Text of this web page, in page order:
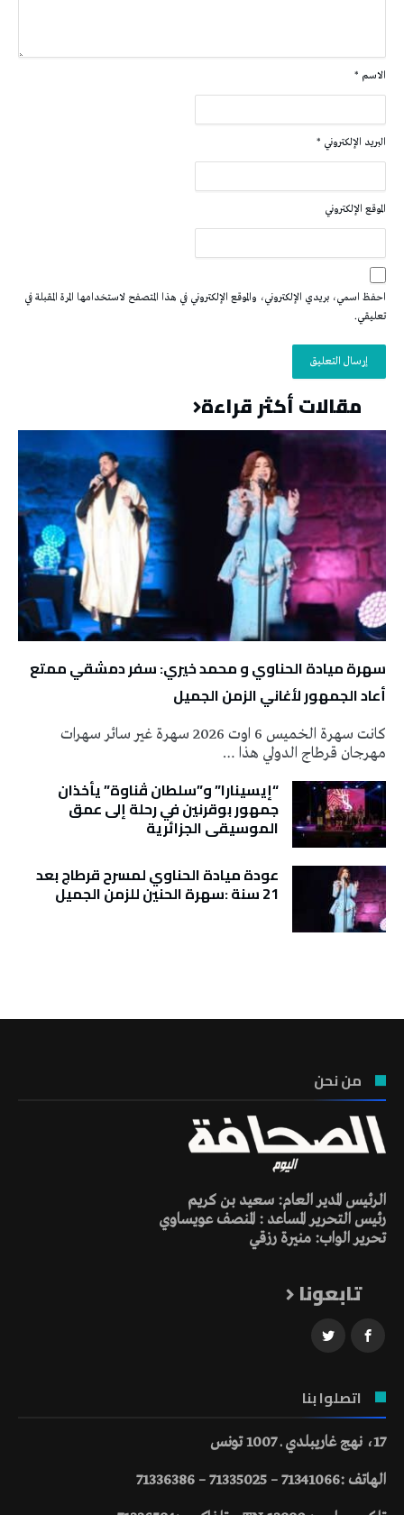
الاسم *
البريد الإلكتروني *
الموقع الإلكتروني
احفظ اسمي، بريدي الإلكتروني، والموقع الإلكتروني في هذا المتصفح لاستخدامها المرة المقبلة في
تعليقي.
مقالات أكثر قراءة
سهرة ميادة الحناوي و محمد خيري: سفر دمشقي ممتع
أعاد الجمهور لأغاني الزمن الجميل
كانت سهرة الخميس 6 اوت 2026 سهرة غير سائر سهرات
مهرجان قرطاج الدولي هذا …
“إيسينارا” و”سلطان ڤناوة” يأخذان
جمهور بوقرنين في رحلة إلى عمق
الموسيقى الجزائرية
عودة ميادة الحناوي لمسرح قرطاج بعد
21 سنة :سهرة الحنين للزمن الجميل
من نحن
الرئيس المدير العام: سعيد بن كريم
رئيس التحرير المساعد : المنصف عويساوي
تحرير الواب: منيرة رزقي
تابعونا
اتصلوا بنا
17، نهج غاريبلدي ـ 1007 تونس
الهاتف :71341066 – 71335025 – 71336386